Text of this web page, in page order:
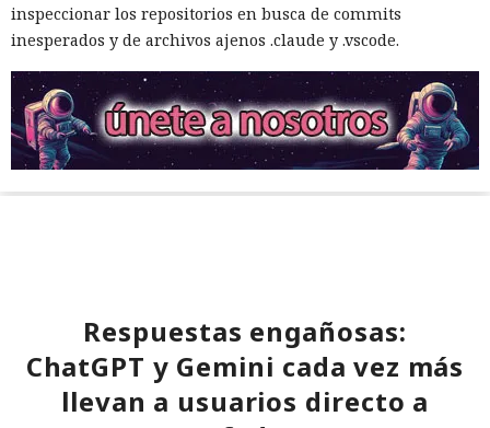
inspeccionar los repositorios en busca de commits
inesperados y de archivos ajenos .claude y .vscode.
Respuestas engañosas:
ChatGPT y Gemini cada vez más
llevan a usuarios directo a